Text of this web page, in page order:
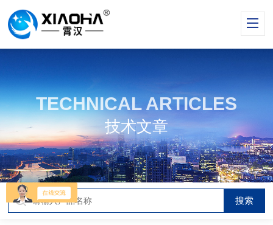
TECHNICAL ARTICLES
技术文章